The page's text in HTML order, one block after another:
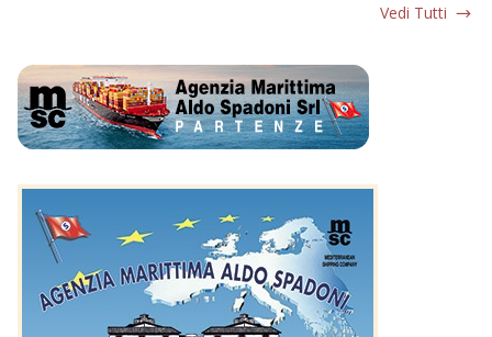
Vedi Tutti